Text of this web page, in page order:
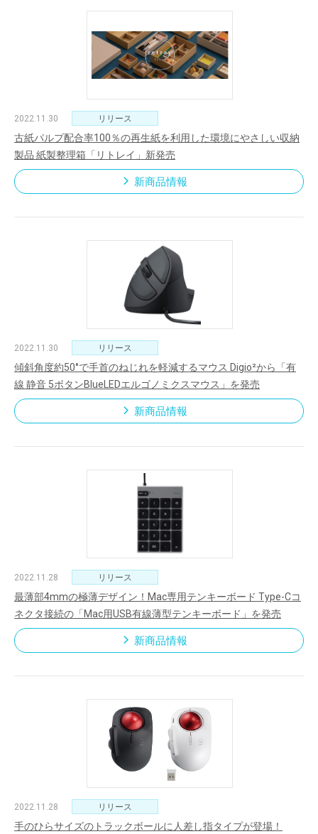
2022.11.30 リリース
古紙パルプ配合率100％の再生紙を利用した環境にやさしい収納
製品 紙製整理箱「リトレイ」新発売
新商品情報
2022.11.30 リリース
傾斜角度約50°で手首のねじれを軽減するマウス Digio²から「有
線 静音 5ボタンBlueLEDエルゴノミクスマウス」を発売
新商品情報
2022.11.28 リリース
最薄部4mmの極薄デザイン！Mac専用テンキーボード Type-Cコ
ネクタ接続の「Mac用USB有線薄型テンキーボード」を発売
新商品情報
2022.11.28 リリース
手のひらサイズのトラックボールに人差し指タイプが登場！